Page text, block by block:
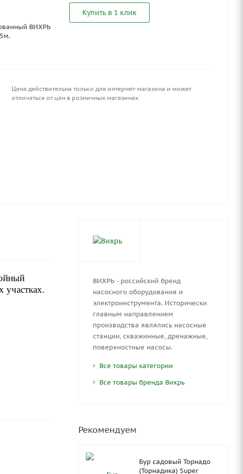
ВИХРЬ
Купить в 1 клик
Цена действительна только для интернет-магазина и может
отличаться от цен в розничных магазинах
участках.
ВИХРЬ - российский бренд
насосного оборудования и
электроинструмента. Исторически
главным направлением
производства являлись насосные
станции, скважинные, дренажные,
поверхностные насосы.
Все товары категории
Все товары бренда Вихрь
Рекомендуем
Бур садовый Торнадо
(Торнадика) Super